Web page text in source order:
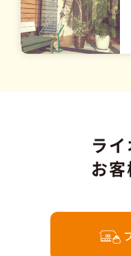
ラ
お
ラ
福祉用
住宅改
会
アクセス